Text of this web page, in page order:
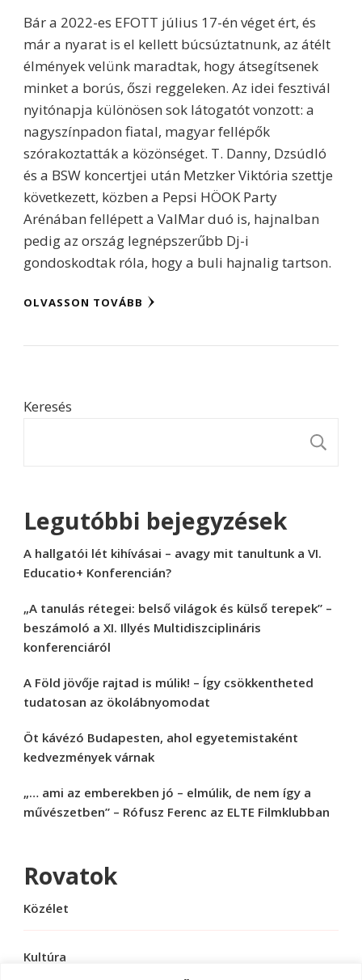
Bár a 2022-es EFOTT július 17-én véget ért, és
már a nyarat is el kellett búcsúztatnunk, az átélt
élmények velünk maradtak, hogy átsegítsenek
minket a borús, őszi reggeleken. Az idei fesztivál
nyitónapja különösen sok látogatót vonzott: a
nagyszínpadon fiatal, magyar fellépők
szórakoztatták a közönséget. T. Danny, Dzsúdló
és a BSW koncertjei után Metzker Viktória szettje
következett, közben a Pepsi HÖOK Party
Arénában fellépett a ValMar duó is, hajnalban
pedig az ország legnépszerűbb Dj-i
gondoskodtak róla, hogy a buli hajnalig tartson.
OLVASSON TOVÁBB
Keresés
Legutóbbi bejegyzések
A hallgatói lét kihívásai – avagy mit tanultunk a VI.
Educatio+ Konferencián?
„A tanulás rétegei: belső világok és külső terepek” –
beszámoló a XI. Illyés Multidiszciplináris
konferenciáról
A Föld jövője rajtad is múlik! – Így csökkentheted
tudatosan az ökolábnyomodat
Öt kávézó Budapesten, ahol egyetemistaként
kedvezmények várnak
„… ami az emberekben jó – elmúlik, de nem így a
művészetben” – Rófusz Ferenc az ELTE Filmklubban
Rovatok
Közélet
Kultúra